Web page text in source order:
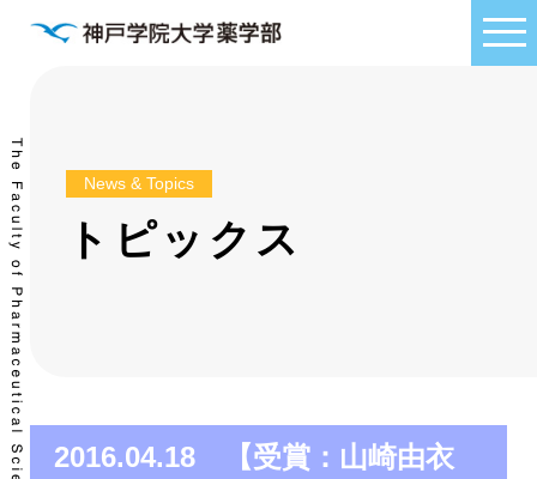
News & Topics
トピックス
2016.04.18 【受賞：山崎由衣